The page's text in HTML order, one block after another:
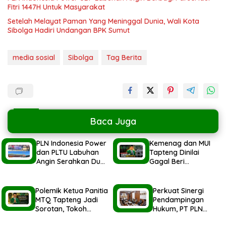
Fitri 1447H Untuk Masyarakat
Setelah Melayat Paman Yang Meninggal Dunia, Wali Kota
Sibolga Hadiri Undangan BPK Sumut
media sosial Sibolga Tag Berita
Baca Juga
PLN Indonesia Power
dan PLTU Labuhan
Angin Serahkan Dua
1447H/2026M
Kemenag dan MUI
Tapteng Dinilai
Gagal Beri
Polemik MTQ
Polemik Ketua Panitia
MTQ Tapteng Jadi
Sorotan, Tokoh
Perkuat Sinergi
Pendampingan
Hukum, PT PLN